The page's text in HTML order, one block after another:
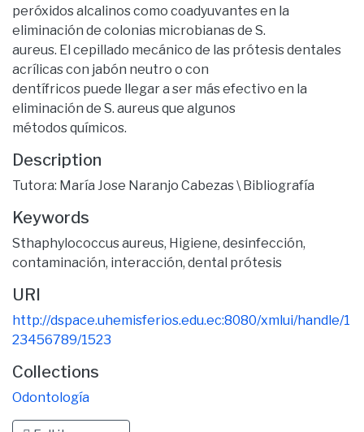
peróxidos alcalinos como coadyuvantes en la
eliminación de colonias microbianas de S.
aureus. El cepillado mecánico de las prótesis dentales
acrílicas con jabón neutro o con
dentífricos puede llegar a ser más efectivo en la
eliminación de S. aureus que algunos
métodos químicos.
Description
Tutora: María Jose Naranjo Cabezas \ Bibliografía
Keywords
Sthaphylococcus aureus, Higiene, desinfección,
contaminación, interacción, dental prótesis
URI
http://dspace.uhemisferios.edu.ec:8080/xmlui/handle/1
23456789/1523
Collections
Odontología